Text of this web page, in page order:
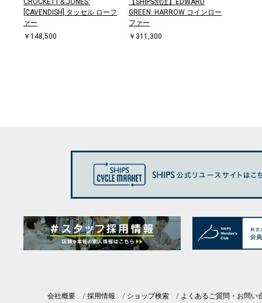
[CAVENDISH] タッセル ローフ
ァー
￥148,500
GREEN: HARROW コインロー
ファー
￥311,300
会社概要 採用情報 ショップ検索 よくあるご質問・お問い